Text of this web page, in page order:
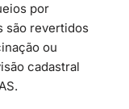
por
são revertidos
ou
cadastral